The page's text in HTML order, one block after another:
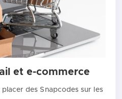
et e-commerce
des Snapcodes sur les